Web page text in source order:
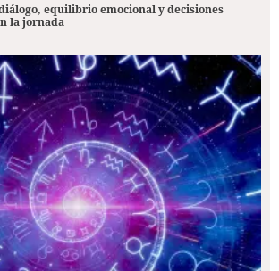
equilibrio emocional y decisiones
la jornada